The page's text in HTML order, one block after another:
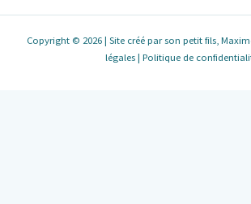
Copyright © 2026 | Site créé par son petit fils,
légales| Politique de